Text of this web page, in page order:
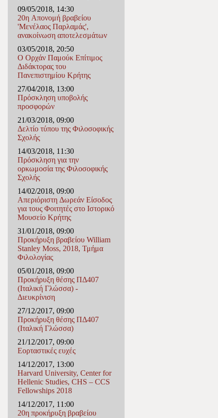
09/05/2018, 14:30
20η Απονομή βραβείου
'Μενέλαος Παρλαμάς',
ανακοίνωση αποτελεσμάτων
03/05/2018, 20:50
Ο Ορχάν Παμούκ Επίτιμος
Διδάκτορας του
Πανεπιστημίου Κρήτης
27/04/2018, 13:00
Πρόσκληση υποβολής
προσφορών
21/03/2018, 09:00
Δελτίο τύπου της Φιλοσοφικής
Σχολής
14/03/2018, 11:30
Πρόσκληση για την
ορκωμοσία της Φιλoσοφικής
Σχολής
14/02/2018, 09:00
Απεριόριστη Δωρεάν Είσοδος
για τους Φοιτητές στο Ιστορικό
Μουσείο Κρήτης
31/01/2018, 09:00
Προκήρυξη βραβείου William
Stanley Moss, 2018, Τμήμα
Φιλολογίας
05/01/2018, 09:00
Προκήρυξη θέσης ΠΔ407
(Ιταλική Γλώσσα) -
Διευκρίνιση
27/12/2017, 09:00
Προκήρυξη θέσης ΠΔ407
(Ιταλική Γλώσσα)
21/12/2017, 09:00
Εορταστικές ευχές
14/12/2017, 13:00
Harvard University, Center for
Hellenic Studies, CHS – CCS
Fellowships 2018
14/12/2017, 11:00
20η προκήρυξη βραβείου